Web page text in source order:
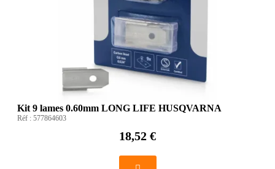
Kit 9 lames 0.60mm LONG LIFE HUSQVARNA
Réf : 577864603
18,52 €